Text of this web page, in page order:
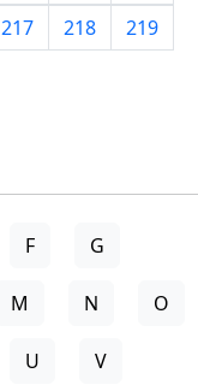
217 218
219
F G
M N O
U V